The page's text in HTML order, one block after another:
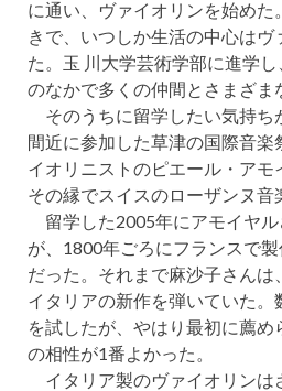
に通い、ヴァイオリンを始め
きで、いつしか生活の中心は
た。玉 川大学芸術学部に進学
のなかで多くの仲間とさまざま
そのうちに留学したい気持ち
間近に参加した草津の国際音楽
イオリニストのピエール・アモ
その縁でスイスのローザンヌ音
留学した2005年にアモイヤ
が、1800年ごろにフランスで
だった。それまで麻沙子さんは
イタリアの新作を弾いていた
を試したが、やはり最初に薦め
の相性が1番よかった。
イタリア製のヴァイオリンは